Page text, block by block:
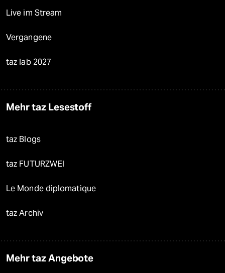
Live im Stream
Vergangene
taz lab 2027
Mehr taz Lesestoff
taz Blogs
taz FUTURZWEI
Le Monde diplomatique
taz Archiv
Mehr taz Angebote